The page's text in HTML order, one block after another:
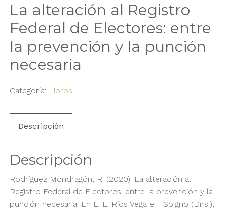
La alteración al Registro
Federal de Electores: entre
la prevención y la punción
necesaria
Categoría: Libros
Descripción
Descripción
Rodríguez Mondragón, R. (2020). La alteración al
Registro Federal de Electores: entre la prevención y la
punción necesaria. En L. E. Ríos Vega e I. Spigno (Dirs.),